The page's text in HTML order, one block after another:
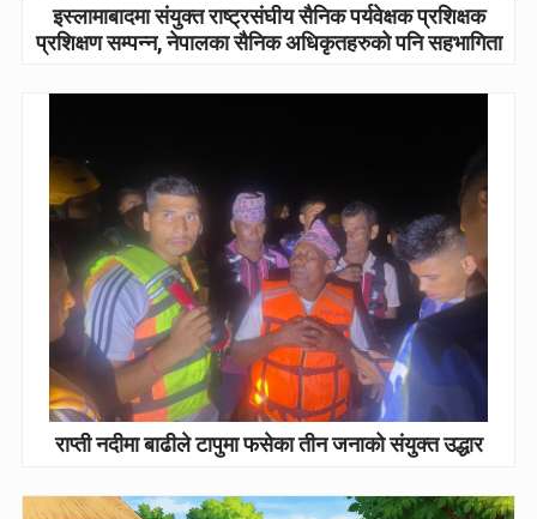
इस्लामाबादमा संयुक्त राष्ट्रसंघीय सैनिक पर्यवेक्षक प्रशिक्षक
प्रशिक्षण सम्पन्न, नेपालका सैनिक अधिकृतहरुको पनि सहभागिता
राप्ती नदीमा बाढीले टापुमा फसेका तीन जनाको संयुक्त उद्धार